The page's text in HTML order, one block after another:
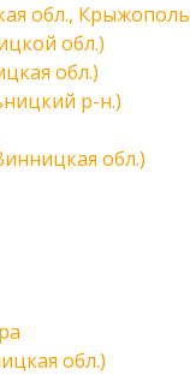
обл.,
обл.)
обл.)
р-н.)
обл.)
обл.)